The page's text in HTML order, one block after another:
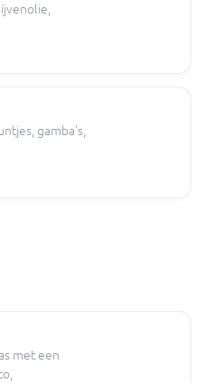
gamba's,
met een